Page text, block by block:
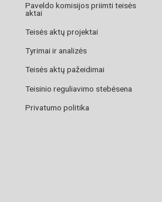
Paveldo komisijos priimti teisės
aktai
Teisės aktų projektai
Tyrimai ir analizės
Teisės aktų pažeidimai
Teisinio reguliavimo stebėsena
Privatumo politika